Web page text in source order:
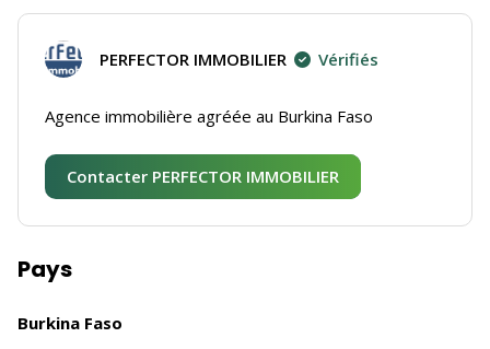
PERFECTOR IMMOBILIER Vérifiés
Agence immobilière agréée au Burkina Faso
Contacter PERFECTOR IMMOBILIER
Pays
Burkina Faso